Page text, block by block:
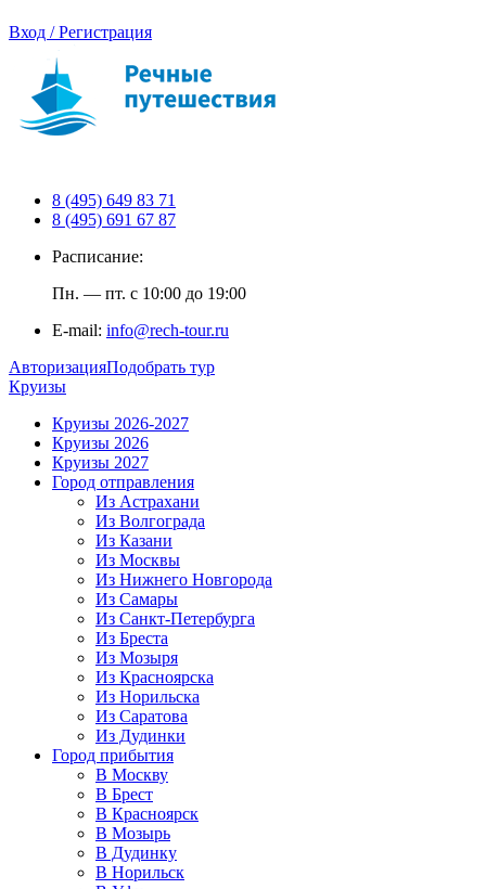
Вход / Регистрация
8 (495) 649 83 71
8 (495) 691 67 87
Расписание:
Пн. — пт. с 10:00 до 19:00
E-mail: info@rech-tour.ru
АвторизацияПодобрать тур
Круизы
Круизы 2026-2027
Круизы 2026
Круизы 2027
Город отправления
Из Астрахани
Из Волгограда
Из Казани
Из Москвы
Из Нижнего Новгорода
Из Самары
Из Санкт-Петербурга
Из Бреста
Из Мозыря
Из Красноярска
Из Норильска
Из Саратова
Из Дудинки
Город прибытия
В Москву
В Брест
В Красноярск
В Мозырь
В Дудинку
В Норильск